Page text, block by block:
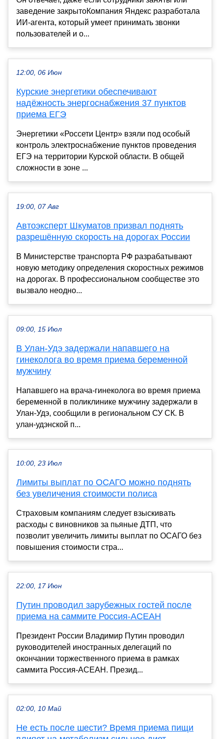
заведение закрытоКомпания Яндекс разработала
ИИ-агента, который умеет принимать звонки
пользователей и о...
12:00, 06 Июн
Курские энергетики обеспечивают
надёжность энергоснабжения 37 пунктов
приема ЕГЭ
Энергетики «Россети Центр» взяли под особый
контроль электроснабжение пунктов проведения
ЕГЭ на территории Курской области. В общей
сложности в зоне ...
19:00, 07 Авг
Автоэксперт Шкуматов призвал поднять
разрешённую скорость на дорогах России
В Министерстве транспорта РФ разрабатывают
новую методику определения скоростных режимов
на дорогах. В профессиональном сообществе это
вызвало неодно...
09:00, 15 Июл
В Улан-Удэ задержали напавшего на
гинеколога во время приема беременной
мужчину
Напавшего на врача-гинеколога во время приема
беременной в поликлинике мужчину задержали в
Улан-Удэ, сообщили в региональном СУ СК. В
улан-удэнской п...
10:00, 23 Июл
Лимиты выплат по ОСАГО можно поднять
без увеличения стоимости полиса
Страховым компаниям следует взыскивать
расходы с виновников за пьяные ДТП, что
позволит увеличить лимиты выплат по ОСАГО без
повышения стоимости стра...
22:00, 17 Июн
Путин проводил зарубежных гостей после
приема на саммите Россия-АСЕАН
Президент России Владимир Путин проводил
руководителей иностранных делегаций по
окончании торжественного приема в рамках
саммита Россия-АСЕАН. Презид...
02:00, 10 Май
Не есть после шести? Время приема пищи